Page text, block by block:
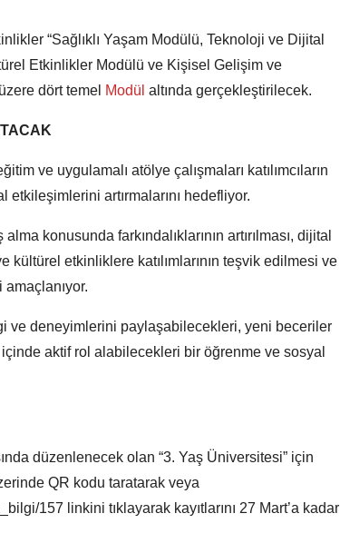
“Sağlıklı Yaşam Modülü, Teknoloji ve Dijital
Etkinlikler Modülü ve Kişisel Gelişim ve
dört temel Modül altında gerçekleştirilecek.
ve uygulamalı atölye çalışmaları katılımcıların
artırmalarını hedefliyor.
alma konusunda farkındalıklarının artırılması, dijital
kültürel etkinliklere katılımlarının teşvik edilmesi ve
ve deneyimlerini paylaşabilecekleri, yeni beceriler
aktif rol alabilecekleri bir öğrenme ve sosyal
düzenlenecek olan “3. Yaş Üniversitesi” için
QR kodu taratarak veya
157 linkini tıklayarak kayıtlarını 27 Mart’a kadar